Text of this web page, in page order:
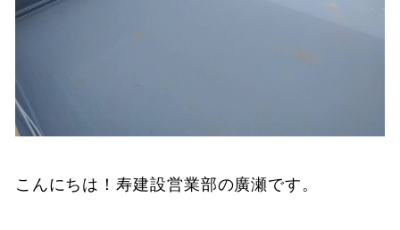
こんにちは！寿建設営業部の廣瀬です。